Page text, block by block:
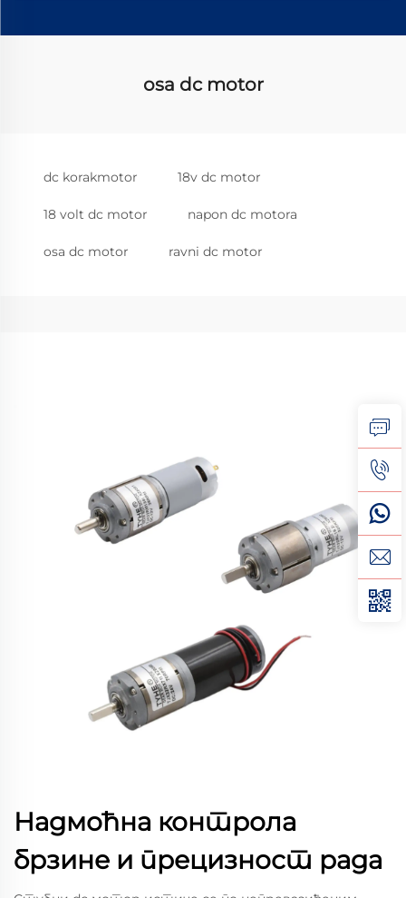
osa dc motor
dc korakmotor 18v dc motor
18 volt dc motor napon dc motora
osa dc motor ravni dc motor
Надмоћна контрола
брзине и прецизност рада